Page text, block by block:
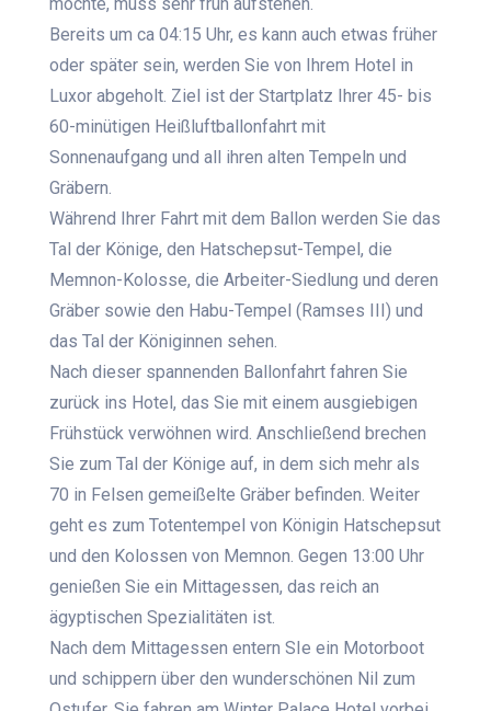
Bereits um ca 04:15 Uhr, es kann auch etwas früher
oder später sein, werden Sie von Ihrem Hotel in
Luxor abgeholt. Ziel ist der Startplatz Ihrer 45- bis
60-minütigen Heißluftballonfahrt mit
Sonnenaufgang und all ihren alten Tempeln und
Gräbern.
Während Ihrer Fahrt mit dem Ballon werden Sie das
Tal der Könige, den Hatschepsut-Tempel, die
Memnon-Kolosse, die Arbeiter-Siedlung und deren
Gräber sowie den Habu-Tempel (Ramses III) und
das Tal der Königinnen sehen.
Nach dieser spannenden Ballonfahrt fahren Sie
zurück ins Hotel, das Sie mit einem ausgiebigen
Frühstück verwöhnen wird. Anschließend brechen
Sie zum Tal der Könige auf, in dem sich mehr als
70 in Felsen gemeißelte Gräber befinden. Weiter
geht es zum Totentempel von Königin Hatschepsut
und den Kolossen von Memnon. Gegen 13:00 Uhr
genießen Sie ein Mittagessen, das reich an
ägyptischen Spezialitäten ist.
Nach dem Mittagessen entern SIe ein Motorboot
und schippern über den wunderschönen Nil zum